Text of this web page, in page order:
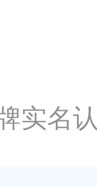
实名